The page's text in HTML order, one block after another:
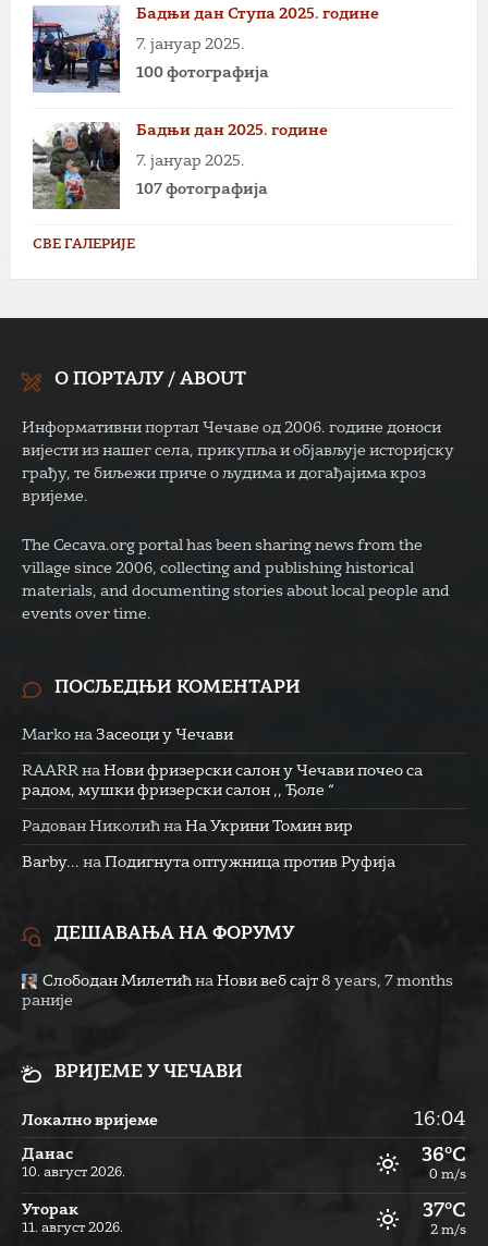
Бадњи дан Ступа 2025. године
7. јануар 2025.
100 фотографија
Бадњи дан 2025. године
7. јануар 2025.
107 фотографија
СВЕ ГАЛЕРИЈЕ
О ПОРТАЛУ / ABOUT
Информативни портал Чечаве од 2006. године доноси
вијести из нашег села, прикупља и објављује историјску
грађу, те биљежи приче о људима и догађајима кроз
вријеме.
The Cecava.org portal has been sharing news from the
village since 2006, collecting and publishing historical
materials, and documenting stories about local people and
events over time.
ПОСЉЕДЊИ КОМЕНТАРИ
Marko на Засеоци у Чечави
RAARR на Нови фризерски салон у Чечави почео са
радом, мушки фризерски салон ,, Ђоле “
Радован Николић на На Укрини Томин вир
Barby... на Подигнута оптужница против Руфија
ДЕШАВАЊА НА ФОРУМУ
Слободан Милетић на Нови веб сајт 8 years, 7 months
раније
ВРИЈЕМЕ У ЧЕЧАВИ
Локално вријеме 16:04
Данас
10. август 2026.
36°C
0 m/s
Уторак
11. август 2026.
37°C
2 m/s